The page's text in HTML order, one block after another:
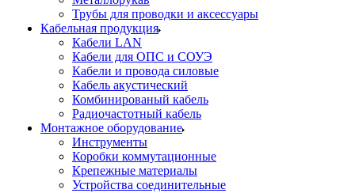
Трубы для проводки и аксессуары
Кабельная продукция
Кабели LAN
Кабели для ОПС и СОУЭ
Кабели и провода силовые
Кабель акустический
Комбинированый кабель
Радиочастотный кабель
Монтажное оборудование
Инструменты
Коробки коммутационные
Крепежные материалы
Устройства соединительные